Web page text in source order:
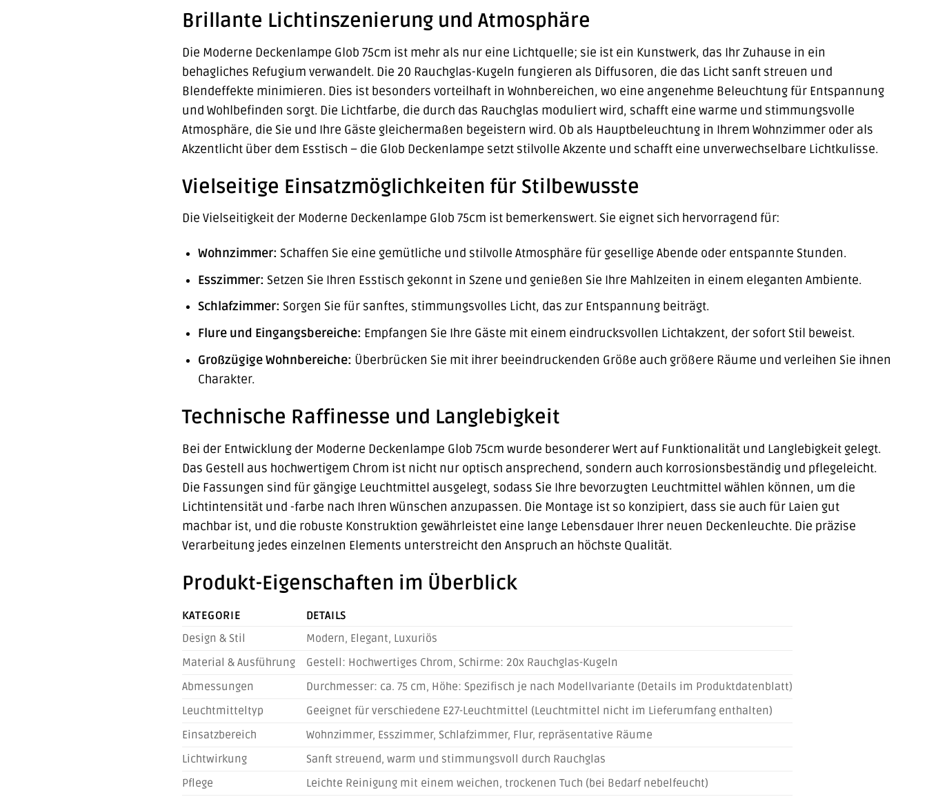
Brillante Lichtinszenierung und Atmosphäre
Die Moderne Deckenlampe Glob 75cm ist mehr als nur eine Lichtquelle; sie ist ein Kunstwerk, das Ihr Zuhause in ein
behagliches Refugium verwandelt. Die 20 Rauchglas-Kugeln fungieren als Diffusoren, die das Licht sanft streuen und
Blendeffekte minimieren. Dies ist besonders vorteilhaft in Wohnbereichen, wo eine angenehme Beleuchtung für Entspannung
und Wohlbefinden sorgt. Die Lichtfarbe, die durch das Rauchglas moduliert wird, schafft eine warme und stimmungsvolle
Atmosphäre, die Sie und Ihre Gäste gleichermaßen begeistern wird. Ob als Hauptbeleuchtung in Ihrem Wohnzimmer oder als
Akzentlicht über dem Esstisch – die Glob Deckenlampe setzt stilvolle Akzente und schafft eine unverwechselbare Lichtkulisse.
Vielseitige Einsatzmöglichkeiten für Stilbewusste
Die Vielseitigkeit der Moderne Deckenlampe Glob 75cm ist bemerkenswert. Sie eignet sich hervorragend für:
Wohnzimmer: Schaffen Sie eine gemütliche und stilvolle Atmosphäre für gesellige Abende oder entspannte Stunden.
Esszimmer: Setzen Sie Ihren Esstisch gekonnt in Szene und genießen Sie Ihre Mahlzeiten in einem eleganten Ambiente.
Schlafzimmer: Sorgen Sie für sanftes, stimmungsvolles Licht, das zur Entspannung beiträgt.
Flure und Eingangsbereiche: Empfangen Sie Ihre Gäste mit einem eindrucksvollen Lichtakzent, der sofort Stil beweist.
Großzügige Wohnbereiche: Überbrücken Sie mit ihrer beeindruckenden Größe auch größere Räume und verleihen Sie ihnen
Charakter.
Technische Raffinesse und Langlebigkeit
Bei der Entwicklung der Moderne Deckenlampe Glob 75cm wurde besonderer Wert auf Funktionalität und Langlebigkeit gelegt.
Das Gestell aus hochwertigem Chrom ist nicht nur optisch ansprechend, sondern auch korrosionsbeständig und pflegeleicht.
Die Fassungen sind für gängige Leuchtmittel ausgelegt, sodass Sie Ihre bevorzugten Leuchtmittel wählen können, um die
Lichtintensität und -farbe nach Ihren Wünschen anzupassen. Die Montage ist so konzipiert, dass sie auch für Laien gut
machbar ist, und die robuste Konstruktion gewährleistet eine lange Lebensdauer Ihrer neuen Deckenleuchte. Die präzise
Verarbeitung jedes einzelnen Elements unterstreicht den Anspruch an höchste Qualität.
Produkt-Eigenschaften im Überblick
KATEGORIE
DETAILS
Design & Stil
Modern, Elegant, Luxuriös
Material & Ausführung
Gestell: Hochwertiges Chrom, Schirme: 20x Rauchglas-Kugeln
Abmessungen
Durchmesser: ca. 75 cm, Höhe: Spezifisch je nach Modellvariante (Details im Produktdatenblatt)
Leuchtmitteltyp
Geeignet für verschiedene E27-Leuchtmittel (Leuchtmittel nicht im Lieferumfang enthalten)
Einsatzbereich
Wohnzimmer, Esszimmer, Schlafzimmer, Flur, repräsentative Räume
Lichtwirkung
Sanft streuend, warm und stimmungsvoll durch Rauchglas
Pflege
Leichte Reinigung mit einem weichen, trockenen Tuch (bei Bedarf nebelfeucht)